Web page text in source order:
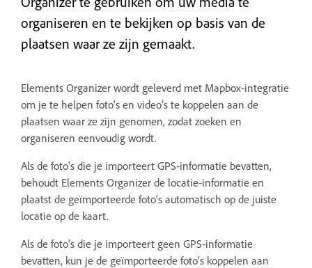
organiseren en te bekijken op basis van de
plaatsen waar ze zijn gemaakt.
Elements Organizer wordt geleverd met Mapbox-integratie
om je te helpen foto's en video's te koppelen aan de
plaatsen waar ze zijn genomen, zodat zoeken en
organiseren eenvoudig wordt.
Als de foto's die je importeert GPS-informatie bevatten,
behoudt Elements Organizer de locatie-informatie en
plaatst de geïmporteerde foto's automatisch op de juiste
locatie op de kaart.
Als de foto's die je importeert geen GPS-informatie
bevatten, kun je de geïmporteerde foto's koppelen aan